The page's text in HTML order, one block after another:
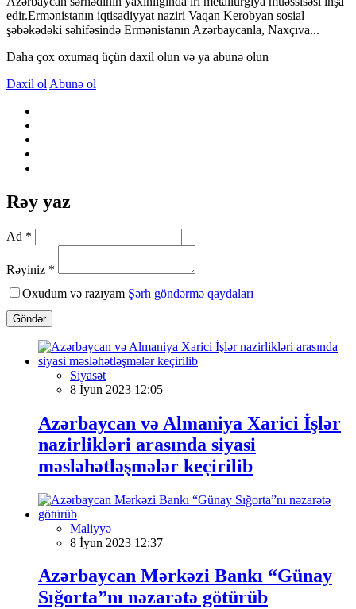
edir.Ermənistanın iqtisadiyyat naziri Vaqan Kerobyan sosial
şəbəkədəki səhifəsində Ermənistanın Azərbaycanla, Naxçıva...
Daha çox oxumaq üçün daxil olun və ya abunə olun
Daxil ol Abunə ol
Rəy yaz
Ad *
Rəyiniz *
Oxudum və razıyam Şərh göndərmə qaydaları
Göndər
Siyasət
8 İyun 2023 12:05
Azərbaycan və Almaniya Xarici İşlər
nazirlikləri arasında siyasi
məsləhətləşmələr keçirilib
Maliyyə
8 İyun 2023 12:37
Azərbaycan Mərkəzi Bankı “Günay
Sığorta”nı nəzarətə götürüb